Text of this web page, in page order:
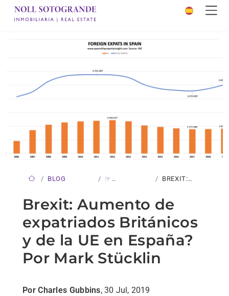
BLOG
☞
BREXIT:
EXPATRIADOS…
Brexit: Aumento de
expatriados Británicos
y de la UE en España?
Por Mark Stücklin
Por Charles Gubbins, 30 Jul, 2019